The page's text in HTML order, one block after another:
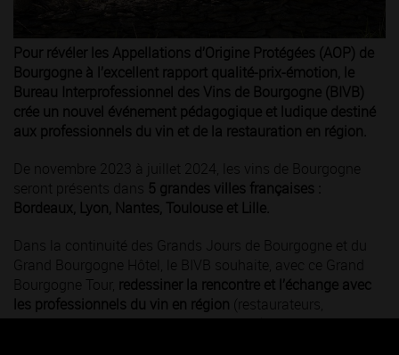
Pour révéler les Appellations d’Origine Protégées (AOP) de
Bourgogne à l’excellent rapport qualité-prix-émotion, le
Bureau Interprofessionnel des Vins de Bourgogne (BIVB)
crée un nouvel événement pédagogique et ludique destiné
aux professionnels du vin et de la restauration en région.
De novembre 2023 à juillet 2024, les vins de Bourgogne
seront présents dans 5 grandes villes françaises :
Bordeaux, Lyon, Nantes, Toulouse et Lille.
Dans la continuité des Grands Jours de Bourgogne et du
Grand Bourgogne Hôtel, le BIVB souhaite, avec ce Grand
Bourgogne Tour, redessiner la rencontre et l’échange avec
les professionnels du vin en région
(restaurateurs,
sommeliers, cavistes, acheteurs, agents). Au cœur de